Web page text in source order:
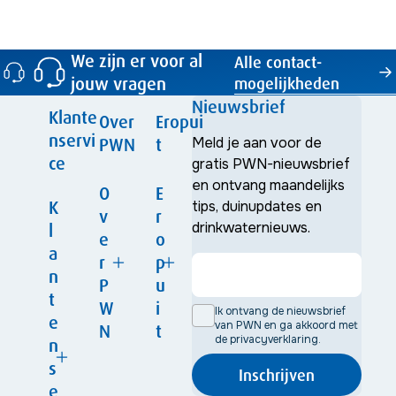
We zijn er voor al
jouw vragen
Alle contact­
mogelijkheden
Klante
nservi
ce
K
l
a
n
t
e
n
s
e
Over
PWN
O
v
e
r
P
W
N
Eropui
t
E
r
o
p
u
i
t
Ac
Nieuwsbrief
Meld je aan voor de
gratis PWN-nieuwsbrief
en ontvang maandelijks
tips, duinupdates en
drinkwaternieuws.
Ik ontvang de nieuwsbrief
van PWN en ga akkoord met
de privacyverklaring.
Inschrijven